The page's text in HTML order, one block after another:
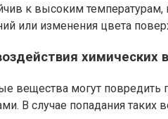
к высоким
или изменения цвета
химических
вещества могут повредить
В случае попадания